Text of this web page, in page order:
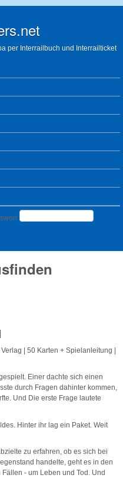
per Interrailbuch und Interrailticket
Verlag | 50 Karten + Spielanleitung |
Einer dachte sich einen
durch Fragen dahinter kommen,
Und Die erste Frage lautete
Hinter ihr lag ein Paket. Weit
zu erfahren, ob es sich bei
handelte, geht es in den
- um Leben und Tod. Und